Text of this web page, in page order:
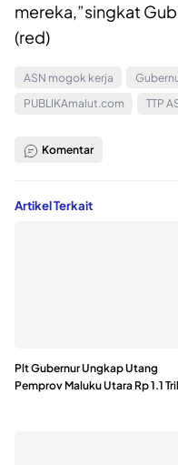
mereka,”singkat
(red)
ASN mogok kerja
PUBLIKAmalut.com
TTP
Komentar
Artikel Terkait
Plt Gubernur Ungkap Utang
Pemprov Maluku Utara Rp 1.1